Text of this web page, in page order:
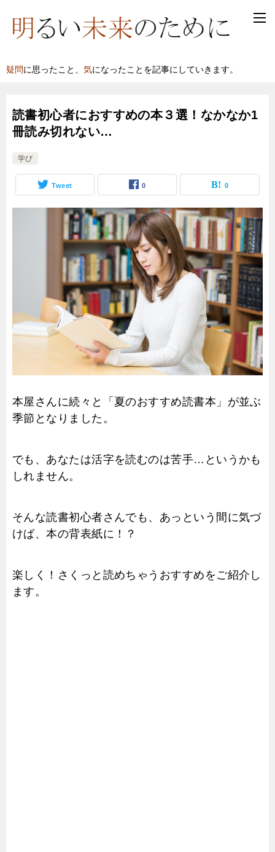
疑問に思ったこと、 気になったことを記事にしていきます。
読書初心者におすすめの本３選！なかなか1
冊読み切れない…
学び
Tweet 0 0
本屋さんに続々と「夏のおすすめ読書本」が並ぶ
季節となりました。
でも、あなたは活字を読むのは苦手…というかも
しれません。
そんな読書初心者さんでも、あっという間に気づ
けば、本の背表紙に！？
楽しく！さくっと読めちゃうおすすめをご紹介し
ます。